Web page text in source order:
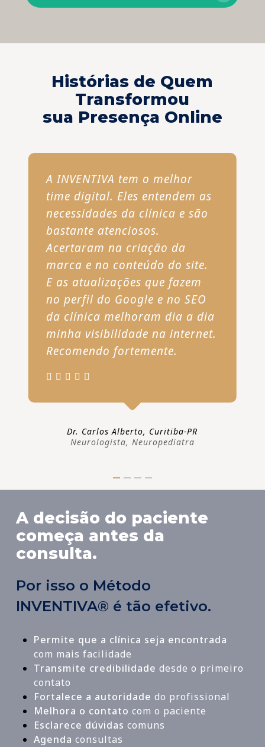
Histórias de Quem
Transformou
sua Presença Online
A INVENTIVA tem o melhor
time digital. Eles entendem as
necessidades da clínica e são
bastante atenciosos.
Acertaram na criação da
marca e no conteúdo do site.
E as atualizações que fazem
no perfil do Google e no SEO
da clínica melhoram dia a dia
minha visibilidade na internet.
Recomendo fortemente.
Dr. Carlos Alberto, Curitiba-PR
Neurologista, Neuropediatra
A decisão do paciente
começa antes da
consulta.
Por isso o Método
INVENTIVA® é tão efetivo.
Permite que a clínica seja encontrada
com mais facilidade
Transmite credibilidade desde o primeiro
contato
Fortalece a autoridade do profissional
Melhora o contato com o paciente
Esclarece dúvidas comuns
Agenda consultas